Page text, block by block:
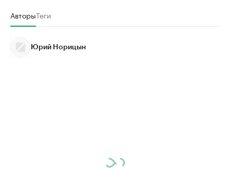
АвторыТеги
Юрий Норицын